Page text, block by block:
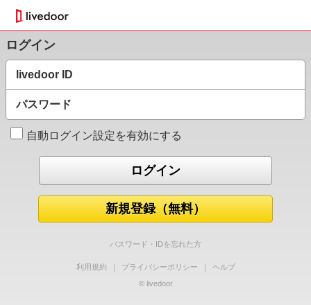
ログイン
livedoor ID
パスワード
自動ログイン設定を有効にする
新規登録（無料）
パスワード・IDを忘れた方
利用規約 ｜ プライバシーポリシー ｜
ヘルプ
© livedoor